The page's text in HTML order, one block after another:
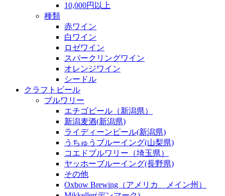
10,000円以上
種類
赤ワイン
白ワイン
ロゼワイン
スパークリングワイン
オレンジワイン
シードル
クラフトビール
ブルワリー
エチゴビール（新潟県）
新潟麦酒(新潟県)
ライディーンビール(新潟県)
うちゅうブルーイング(山梨県)
コエドブルワリー（埼玉県）
ヤッホーブルーイング(長野県)
その他
Oxbow Brewing（アメリカ メイン州）